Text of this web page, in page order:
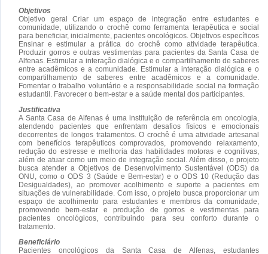
Objetivos
Objetivo geral Criar um espaço de integração entre estudantes e
comunidade, utilizando o crochê como ferramenta terapêutica e social
para beneficiar, inicialmente, pacientes oncológicos. Objetivos específicos
Ensinar e estimular a prática do crochê como atividade terapêutica.
Produzir gorros e outras vestimentas para pacientes da Santa Casa de
Alfenas. Estimular a interação dialógica e o compartilhamento de saberes
entre acadêmicos e a comunidade. Estimular a interação dialógica e o
compartilhamento de saberes entre acadêmicos e a comunidade.
Fomentar o trabalho voluntário e a responsabilidade social na formação
estudantil. Favorecer o bem-estar e a saúde mental dos participantes.
Justificativa
A Santa Casa de Alfenas é uma instituição de referência em oncologia,
atendendo pacientes que enfrentam desafios físicos e emocionais
decorrentes de longos tratamentos. O crochê é uma atividade artesanal
com benefícios terapêuticos comprovados, promovendo relaxamento,
redução do estresse e melhoria das habilidades motoras e cognitivas,
além de atuar como um meio de integração social. Além disso, o projeto
busca atender a Objetivos de Desenvolvimento Sustentável (ODS) da
ONU, como o ODS 3 (Saúde e Bem-estar) e o ODS 10 (Redução das
Desigualdades), ao promover acolhimento e suporte a pacientes em
situações de vulnerabilidade. Com isso, o projeto busca proporcionar um
espaço de acolhimento para estudantes e membros da comunidade,
promovendo bem-estar e produção de gorros e vestimentas para
pacientes oncológicos, contribuindo para seu conforto durante o
tratamento.
Beneficiário
Pacientes oncológicos da Santa Casa de Alfenas, estudantes